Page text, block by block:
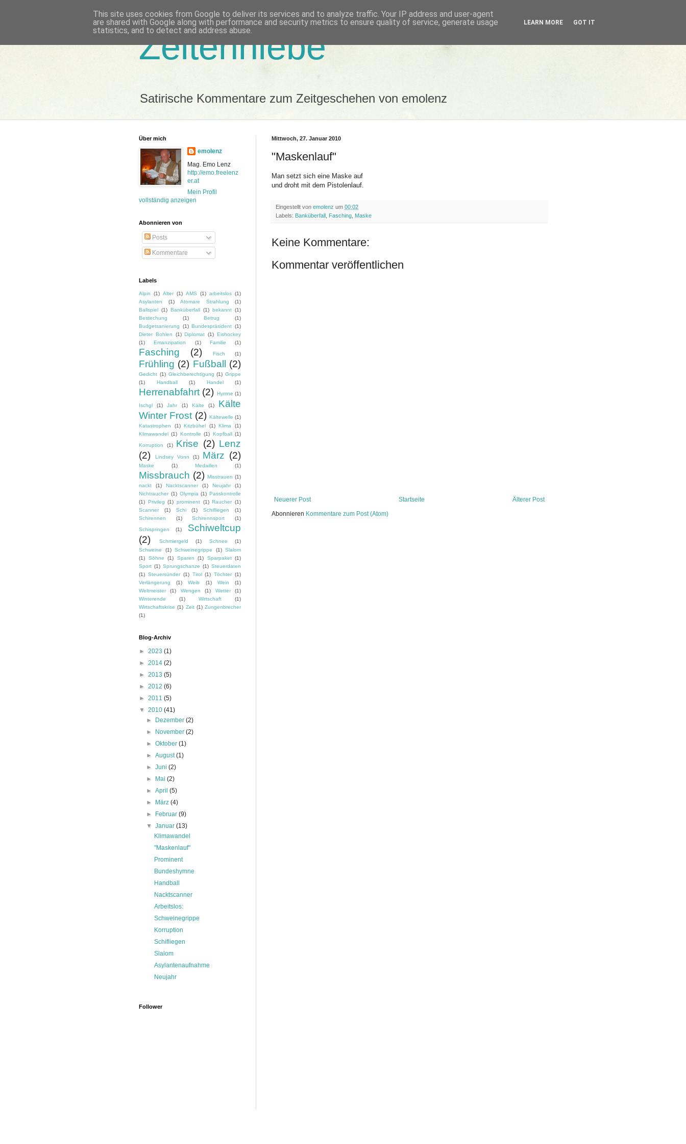
Zeitenhiebe
Satirische Kommentare zum Zeitgeschehen von emolenz
Mittwoch, 27. Januar 2010
"Maskenlauf"
Man setzt sich eine Maske auf
und droht mit dem Pistolenlauf.
Eingestellt von emolenz um 00:02
Labels: Banküberfall Fasching Maske
Keine Kommentare:
Kommentar veröffentlichen
Neuerer Post Älterer Post
Startseite
Abonnieren Kommentare zum Post (Atom)
Über mich
emolenz
Mag. Emo Lenz
http://emo.freelenz
er.at
Mein Profil
vollständig anzeigen
Abonnieren von
Posts
Kommentare
Labels
Alpin (1) Alter (1) AMS (1) arbeitslos (1)
Asylanten
(1) Atomare Strahlung
(1)
Ballspiel (1) Banküberfall (1) bekannt (1)
Bestechung
(1) Betrug
(1)
Budgetsanierung
(1) Bundespräsident (1)
Dieter Bohlen
(1) Diplomat (1) Eishockey
(1)
Emanzipation (1) Familie (1)
Fasching (2) Fisch (1)
Frühling (2) Fußball (2)
Gedicht (1) Gleichberechtigung (1) Grippe
(1)
Handball (1) Handel (1)
Herrenabfahrt (2) Hymne (1)
Ischgl (1) Jahr (1) Kälte (1)
Kälte
Winter Frost (2) Kältewelle (1)
Katastrophen
(1) Kitzbühel (1) Klima
(1)
Klimawandel (1) Kontrolle (1) Kopfball (1)
Korruption
(1) Krise (2) Lenz
(2)
Lindsey Vonn (1) März (2)
Maske (1) Medaillen (1)
Missbrauch (2) Misstrauen (1)
nackt
(1) Nacktscanner (1) Neujahr
(1)
Nichtraucher (1) Olympia (1) Passkontrolle
(1) Privileg (1) prominent (1) Raucher (1)
Scanner
(1) Schi (1) Schifliegen
(1)
Schirennen
(1) Schirennsport
(1)
Schispringen
(1)
Schiweltcup
(2)
Schmiergeld (1) Schnee
(1)
Schweine
(1) Schweinegrippe (1) Slalom
(1)
Söhne (1) Sparen (1) Sparpaket (1)
Sport (1) Sprungschanze (1) Steuerdaten
(1) Steuersünder (1) Tirol (1) Töchter (1)
Verlängerung
(1) Weib (1) Wein
(1)
Weltmeister
(1) Wengen (1) Wetter
(1)
Winterende
(1) Wirtschaft
(1)
Wirtschaftskrise (1) Zeit (1) Zungenbrecher
(1)
Blog-Archiv
► 2023 (1)
► 2014 (2)
► 2013 (5)
► 2012 (6)
► 2011 (5)
▼ 2010 (41)
►
Dezember(2)
►
November(2)
►Oktober(1)
►August(1)
►Juni(2)
►
Mai(2)
►April(5)
►
März(4)
►
Februar(9)
▼Januar(13)
Klimawandel
"Maskenlauf"
Prominent
Bundeshymne
Handball
Nacktscanner
Arbeitslos:
Schweinegrippe
Korruption
Schifliegen
Slalom
Asylantenaufnahme
Neujahr
Follower
This site uses cookies from Google to deliver its services and to analyze traffic. Your IP address and user-agent
are shared with Google along with performance and security metrics to ensure quality of service, generate usage
statistics, and to detect and address abuse.
LEARN MORE GOT IT